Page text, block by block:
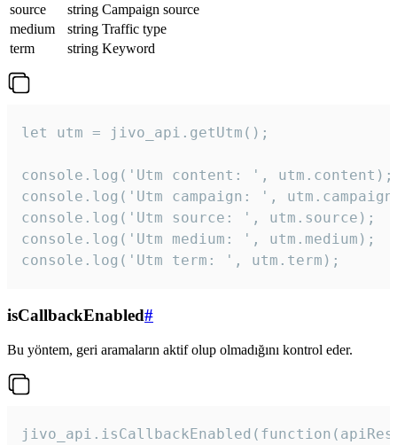
source
string Campaign source
medium
string Traffic type
term
string Keyword
let utm = jivo_api.getUtm();
console.log('Utm content: ', utm.content);
console.log('Utm campaign: ',
console.log('Utm source: ', utm.source);
console.log('Utm medium: ', utm.medium);
console.log('Utm term: ', utm.term);
isCallbackEnabled#
Bu yöntem, geri aramaların aktif olup olmadığını kontrol eder.